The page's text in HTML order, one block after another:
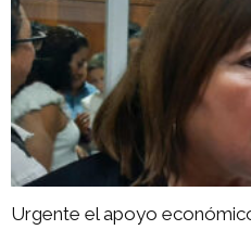
Urgente el apoyo